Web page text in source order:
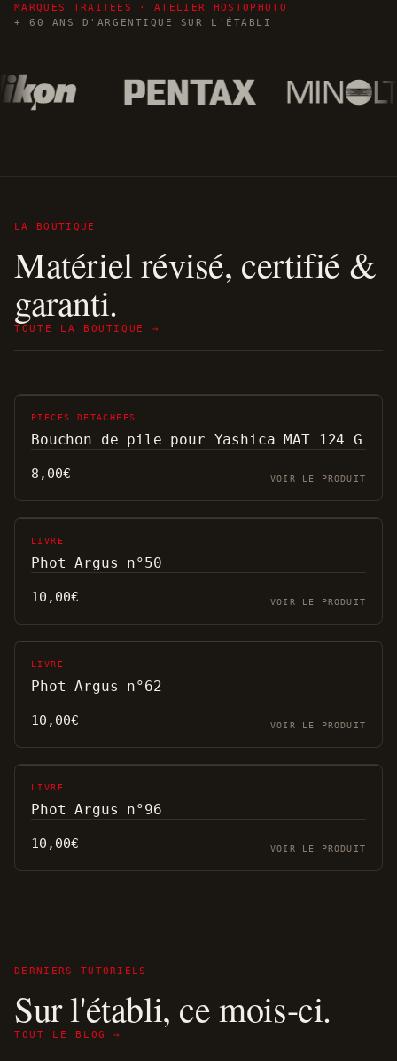
MARQUES TRAITÉES · ATELIER HOSTOPHOTO
+ 60 ANS D'ARGENTIQUE SUR L'ÉTABLI
LA BOUTIQUE
Matériel révisé, certifié &
garanti.
TOUTE LA BOUTIQUE →
PIÈCES DÉTACHÉES
Bouchon de pile pour Yashica MAT 124 G
8,00€ VOIR LE PRODUIT
LIVRE
Phot Argus n°50
10,00€ VOIR LE PRODUIT
LIVRE
Phot Argus n°62
10,00€ VOIR LE PRODUIT
LIVRE
Phot Argus n°96
10,00€ VOIR LE PRODUIT
DERNIERS TUTORIELS
Sur l'établi, ce mois-ci.
TOUT LE BLOG →